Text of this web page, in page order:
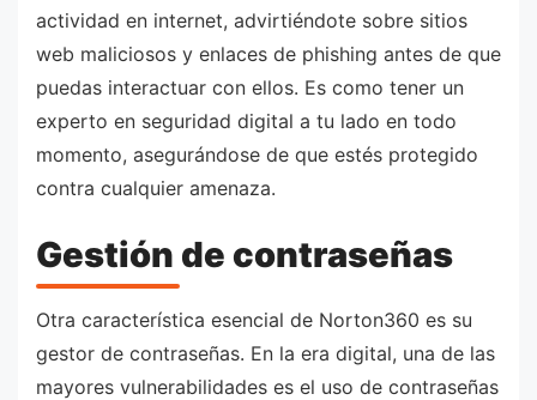
actividad en internet, advirtiéndote sobre sitios
web maliciosos y enlaces de phishing antes de que
puedas interactuar con ellos. Es como tener un
experto en seguridad digital a tu lado en todo
momento, asegurándose de que estés protegido
contra cualquier amenaza.
Gestión de contraseñas
Otra característica esencial de Norton360 es su
gestor de contraseñas. En la era digital, una de las
mayores vulnerabilidades es el uso de contraseñas